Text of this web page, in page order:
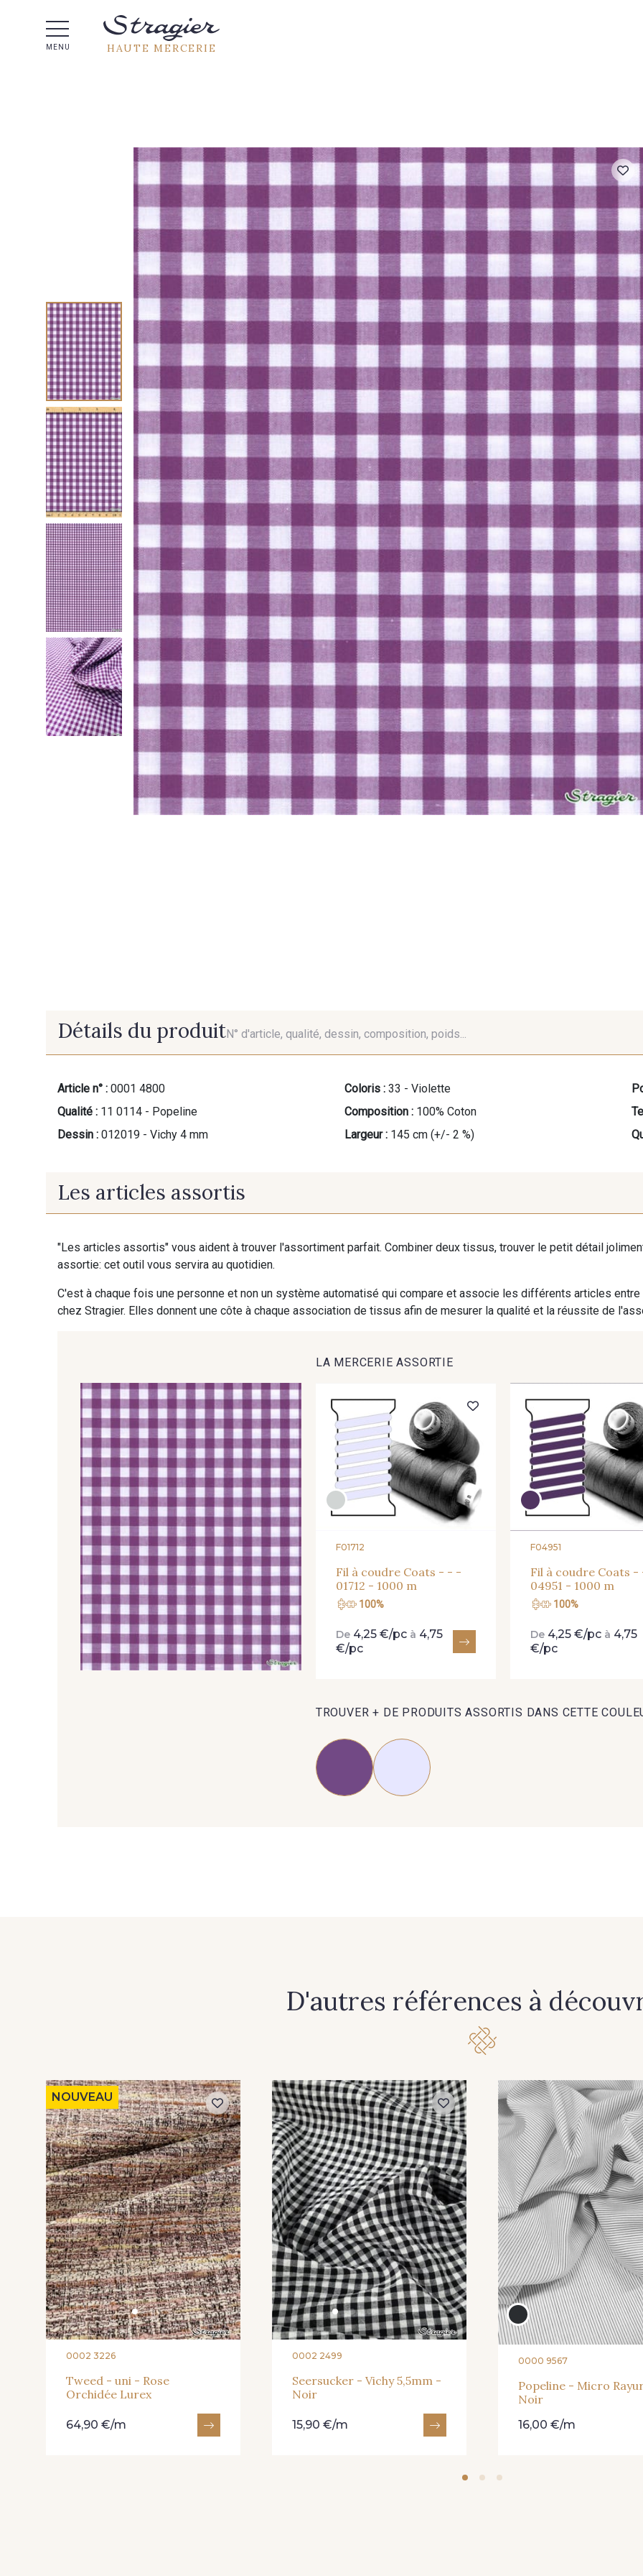
MENU HAUTE MERCERIE
Détails du produitN° d'article, qualité, dessin, composition, poids...
Article n° : 0001 4800
Qualité : 11 0114 - Popeline
Dessin : 012019 - Vichy 4 mm
Coloris : 33 - Violette
Composition : 100% Coton
Largeur : 145 cm (+/- 2 %)
Les articles assortis
"Les articles assortis" vous aident à trouver l'assortiment parfait. Combiner deux tissus, trouver le petit détail
assortie: cet outil vous servira au quotidien.
C'est à chaque fois une personne et non un système automatisé qui compare et associe les différents articles
chez Stragier. Elles donnent une côte à chaque association de tissus afin de mesurer la qualité et la réussite de
LA MERCERIE ASSORTIE
F01712
Fil à coudre Coats - - -
01712 - 1000 m
100%
De 4,25 €/pc à 4,75
€/pc
F04951
Fil à coudre Coats -
04951 - 1000 m
100%
De 4,25 €/pc à 4,75
€/pc
TROUVER + DE PRODUITS ASSORTIS DANS CETTE
D'autres références à
NOUVEAU
0002 3226
Tweed - uni - Rose
Orchidée Lurex
64,90 €/m
0002 2499
Seersucker - Vichy 5,5mm -
Noir
15,90 €/m
0000 9567
Popeline - Micro
Noir
16,00 €/m